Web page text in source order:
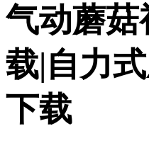
气动蘑菇
载|自力
下载